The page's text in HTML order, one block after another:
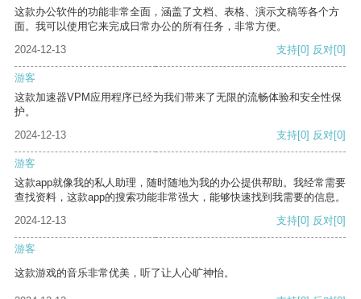
这款办公软件的功能非常全面，涵盖了文档、表格、演示文稿等各个方
面。我可以使用它来完成日常办公的所有任务，非常方便。
2024-12-13
支持[0] 反对[0]
游客
这款加速器VPM应用程序已经为我们带来了无限的流畅体验和安全性保
护。
2024-12-13
支持[0] 反对[0]
游客
这款app就像我的私人助理，随时随地为我的办公提供帮助。我经常需要
查找资料，这款app的搜索功能非常强大，能够快速找到我需要的信息。
2024-12-13
支持[0] 反对[0]
游客
这款游戏的音乐非常优美，听了让人心旷神怡。